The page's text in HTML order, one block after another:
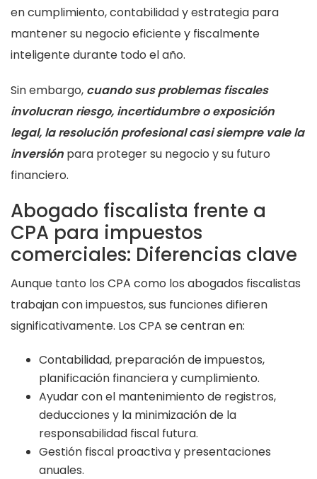
en cumplimiento, contabilidad y estrategia para
mantener su negocio eficiente y fiscalmente
inteligente durante todo el año.
Sin embargo, cuando sus problemas fiscales
involucran riesgo, incertidumbre o exposición
legal, la resolución profesional casi siempre vale la
inversión para proteger su negocio y su futuro
financiero.
Abogado fiscalista frente a
CPA para impuestos
comerciales: Diferencias clave
Aunque tanto los CPA como los abogados fiscalistas
trabajan con impuestos, sus funciones difieren
significativamente. Los CPA se centran en:
Contabilidad, preparación de impuestos,
planificación financiera y cumplimiento.
Ayudar con el mantenimiento de registros,
deducciones y la minimización de la
responsabilidad fiscal futura.
Gestión fiscal proactiva y presentaciones
anuales.